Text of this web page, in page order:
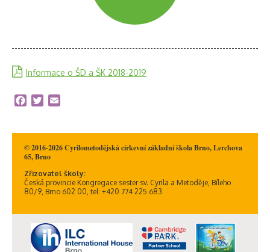
Informace o ŠD a ŠK 2018-2019
Facebook
Twitter
© 2016-2026 Cyrilometodějská církevní základní škola Brno, Lerchova
65, Brno
Zřizovatel školy:
Česká provincie Kongregace sester sv. Cyrila a Metoděje, Bíleho
80/9, Brno 602 00, tel: +420 774 225 683